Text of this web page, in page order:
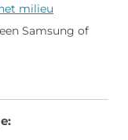
milieu
Samsung of